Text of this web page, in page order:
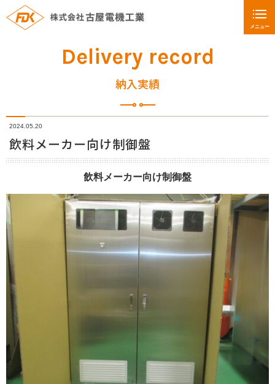
メニュー
Delivery record
納入実績
2024.05.20
飲料メーカー向け制御盤
飲料メーカー向け制御盤